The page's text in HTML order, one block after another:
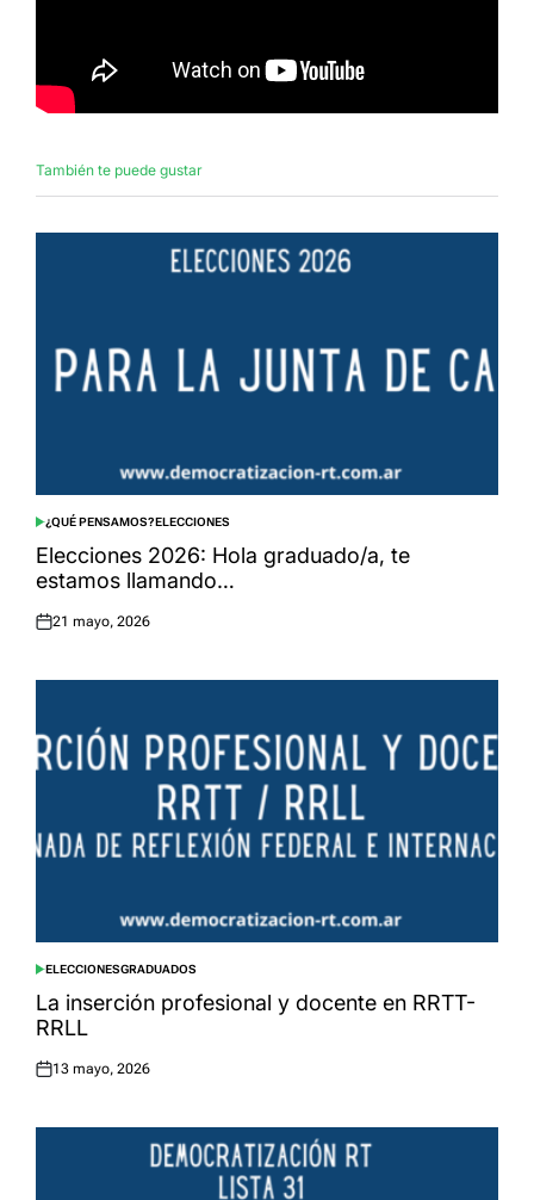
También te puede gustar
POSTED
IN
¿QUÉ PENSAMOS?ELECCIONES
Elecciones 2026: Hola graduado/a, te
estamos llamando…
Posted
21 mayo, 2026
POSTED
IN
ELECCIONESGRADUADOS
La inserción profesional y docente en RRTT-
RRLL
Posted
13 mayo, 2026